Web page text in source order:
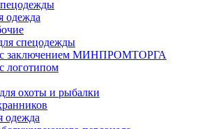
одежда
спецодежды
с заключением МИНПРОМТОРГА
логотипом
охоты и рыбалки
одежда